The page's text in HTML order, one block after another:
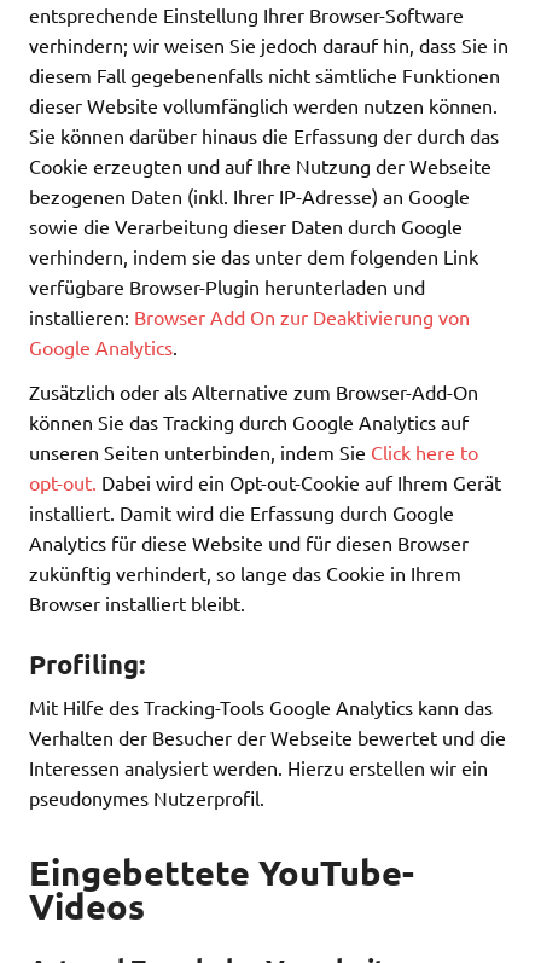
entsprechende Einstellung Ihrer Browser-Software
verhindern; wir weisen Sie jedoch darauf hin, dass Sie in
diesem Fall gegebenenfalls nicht sämtliche Funktionen
dieser Website vollumfänglich werden nutzen können.
Sie können darüber hinaus die Erfassung der durch das
Cookie erzeugten und auf Ihre Nutzung der Webseite
bezogenen Daten (inkl. Ihrer IP-Adresse) an Google
sowie die Verarbeitung dieser Daten durch Google
verhindern, indem sie das unter dem folgenden Link
verfügbare Browser-Plugin herunterladen und
installieren: Browser Add On zur Deaktivierung von
Google Analytics.
Zusätzlich oder als Alternative zum Browser-Add-On
können Sie das Tracking durch Google Analytics auf
unseren Seiten unterbinden, indem Sie Click here to
opt-out. Dabei wird ein Opt-out-Cookie auf Ihrem Gerät
installiert. Damit wird die Erfassung durch Google
Analytics für diese Website und für diesen Browser
zukünftig verhindert, so lange das Cookie in Ihrem
Browser installiert bleibt.
Profiling:
Mit Hilfe des Tracking-Tools Google Analytics kann das
Verhalten der Besucher der Webseite bewertet und die
Interessen analysiert werden. Hierzu erstellen wir ein
pseudonymes Nutzerprofil.
Eingebettete YouTube-
Videos